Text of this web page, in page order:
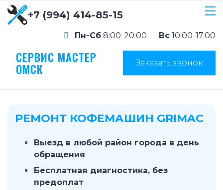
+7 (994) 414-85-15
Пн-Сб 8:00-20:00 Вс 10:00-17.00
СЕРВИС МАСТЕР
ОМСК Заказать звонок
РЕМОНТ КОФЕМАШИН GRIMAC
Выезд в любой район города в день
обращения
Бесплатная диагностика, без
предоплат